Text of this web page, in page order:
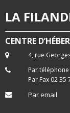
LA
CENTRE
4, rue
Par
Par Fax 02 35
Par email